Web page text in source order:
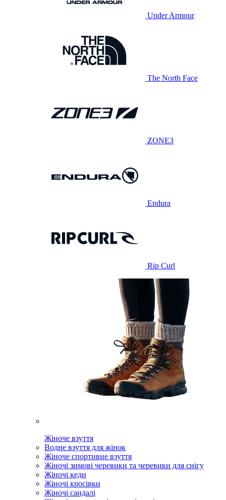
Under Armour
The North Face
ZONE3
Endura
Rip Curl
Жіноче взуття
Водне взуття для жінок
Жіноче спортивне взуття
Жіночі зимові черевики та черевики для снігу
Жіночі кеди
Жіночі кросівки
Жіночі сандалі